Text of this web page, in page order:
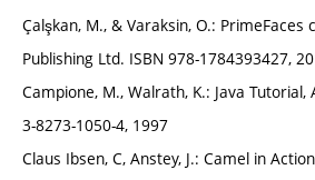
Çalşkan, M., & Varaksin, O.: PrimeFaces
Publishing Ltd. ISBN 978-1784393427,
Campione, M., Walrath, K.: Java Tutorial,
3-8273-1050-4, 1997
Claus Ibsen, C, Anstey, J.: Camel in